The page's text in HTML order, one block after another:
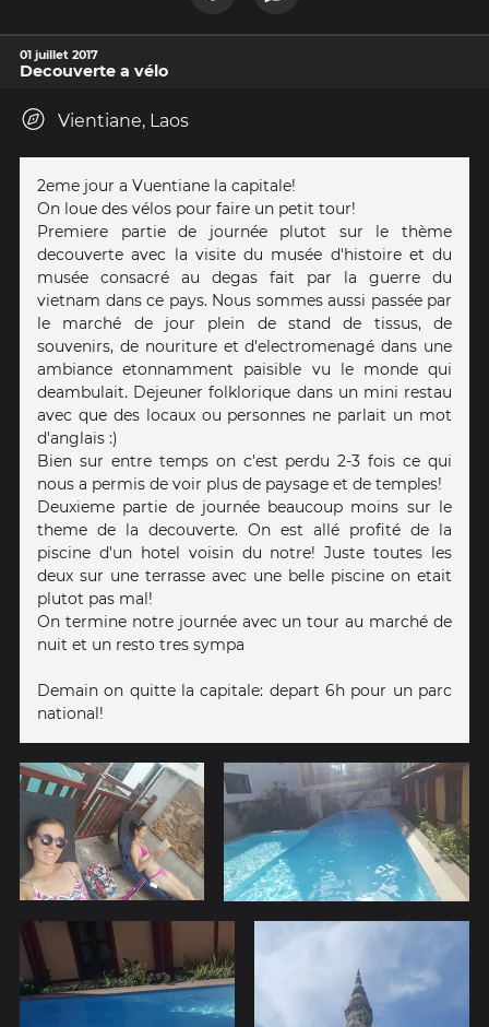
01 juillet 2017
Decouverte a vélo
Vientiane, Laos
2eme jour a Vuentiane la capitale!
On loue des vélos pour faire un petit tour!
Premiere partie de journée plutot sur le thème
decouverte avec la visite du musée d'histoire et du
musée consacré au degas fait par la guerre du
vietnam dans ce pays. Nous sommes aussi passée par
le marché de jour plein de stand de tissus, de
souvenirs, de nouriture et d'electromenagé dans une
ambiance etonnamment paisible vu le monde qui
deambulait. Dejeuner folklorique dans un mini restau
avec que des locaux ou personnes ne parlait un mot
d'anglais :)
Bien sur entre temps on c'est perdu 2-3 fois ce qui
nous a permis de voir plus de paysage et de temples!
Deuxieme partie de journée beaucoup moins sur le
theme de la decouverte. On est allé profité de la
piscine d'un hotel voisin du notre! Juste toutes les
deux sur une terrasse avec une belle piscine on etait
plutot pas mal!
On termine notre journée avec un tour au marché de
nuit et un resto tres sympa
Demain on quitte la capitale: depart 6h pour un parc
national!